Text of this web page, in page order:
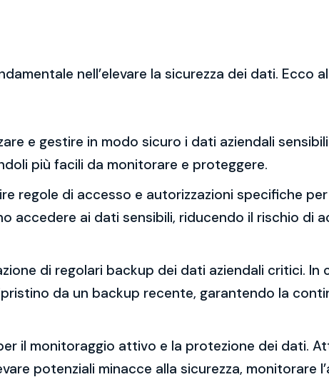
nell’elevare la sicurezza dei dati. Ecco
e gestire in modo sicuro i dati aziendali
più facili da monitorare e proteggere.
regole di accesso e autorizzazioni specifiche
accedere ai dati sensibili, riducendo il rischio di
di regolari backup dei dati aziendali critici. In
da un backup recente, garantendo la
il monitoraggio attivo e la protezione dei dati.
potenziali minacce alla sicurezza, monitorare